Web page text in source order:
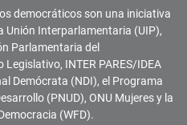
democráticos son una iniciativa
Unión Interparlamentaria (UIP),
Parlamentaria del
INTER PARES/IDEA
Demócrata (NDI), el Programa
(PNUD), ONU Mujeres y la
(WFD).